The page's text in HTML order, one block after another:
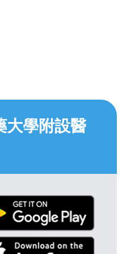
大學附設醫